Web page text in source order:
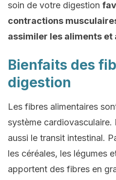
soin de votre digestion
contractions
assimiler les aliments et
Bienfaits des
digestion
Les fibres alimentaires
système cardiovasculaire.
aussi le transit intestinal.
les céréales, les légumes
apportent des fibres en